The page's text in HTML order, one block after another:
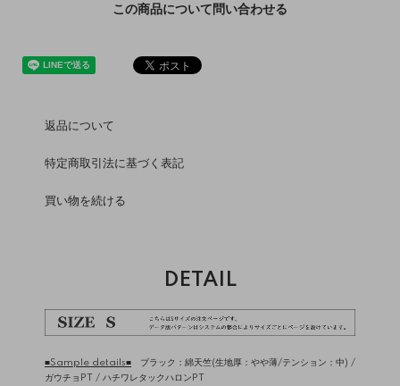
この商品について問い合わせる
返品について
特定商取引法に基づく表記
買い物を続ける
DETAIL
■Sample details■ ブラック：綿天竺(生地厚：やや薄/テンション：中) /
ガウチョPT / ハチワレタックハロンPT